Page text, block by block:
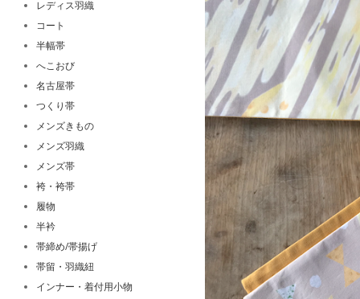
レディス羽織
コート
半幅帯
へこおび
名古屋帯
つくり帯
メンズきもの
メンズ羽織
メンズ帯
袴・袴帯
履物
半衿
帯締め/帯揚げ
帯留・羽織紐
インナー・着付用小物